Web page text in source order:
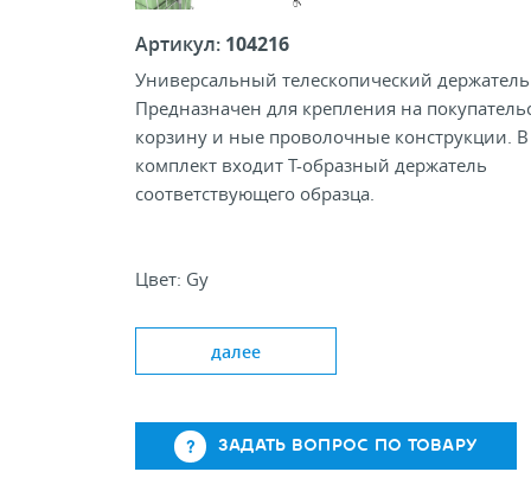
Артикул: 104216
Универсальный телескопический
Предназначен для крепления на
корзину и ные проволочные конструкции. В
комплект входит Т-образный держатель
соответствующего образца.
Цвет: Gy
Диаметр, мм 10/12
Тип держателя: T; PST; ACR
далее
ЗАДАТЬ ВОПРОС ПО ТОВАРУ